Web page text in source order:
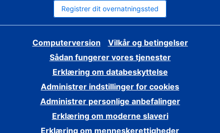
Registrer dit overnatningssted
Computerversion
Vilkår og betingelser
Sådan fungerer vores tjenester
Erklæring om databeskyttelse
Administrer indstillinger for cookies
Administrer personlige anbefalinger
Erklæring om moderne slaveri
Erklæring om menneskerettigheder